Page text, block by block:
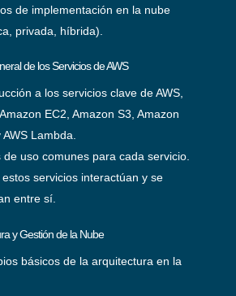
de implementación en la nube
privada, híbrida).
de los Servicios de AWS
a los servicios clave de AWS,
EC2, Amazon S3, Amazon
AWS Lambda.
de uso comunes para cada servicio.
servicios interactúan y se
entre sí.
y Gestión de la Nube
básicos de la arquitectura en la